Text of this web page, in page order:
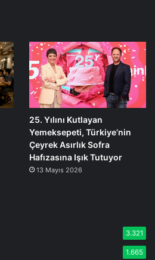
25. Yılını Kutlayan
Yemeksepeti, Türkiye’nin
Çeyrek Asırlık Sofra
Hafızasına Işık Tutuyor
13 Mayıs 2026
3.321
1.665